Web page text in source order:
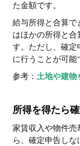
た金額です。
給与所得と合算で
はほかの所得と合
す。ただし、確定
に行うことが可能
参考： 土地や建物
所得を得たら
家賃収入や物件売
ら、確定申告し